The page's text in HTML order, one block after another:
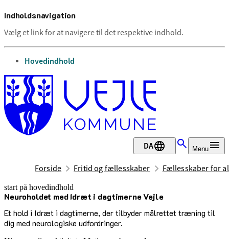
Indholdsnavigation
Vælg et link for at navigere til det respektive indhold.
gå til
Hovedindhold
DA Menu
Forside Fritid og fællesskaber Fællesskaber for
start på hovedindhold
Neuroholdet med Idræt i dagtimerne Vejle
Et hold i Idræt i dagtimerne, der tilbyder målrettet træning til
dig med neurologiske udfordringer.
senest opdateret 12. maj 2026